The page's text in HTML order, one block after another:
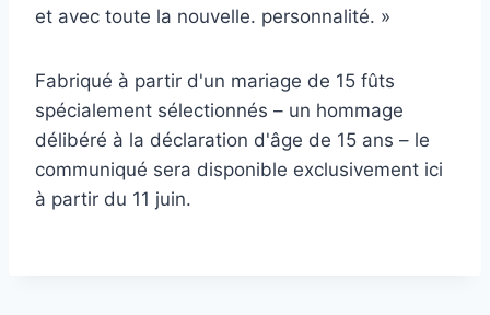
et avec toute la nouvelle. personnalité. »
Fabriqué à partir d'un mariage de 15 fûts
spécialement sélectionnés – un hommage
délibéré à la déclaration d'âge de 15 ans – le
communiqué sera disponible exclusivement ici
à partir du 11 juin.